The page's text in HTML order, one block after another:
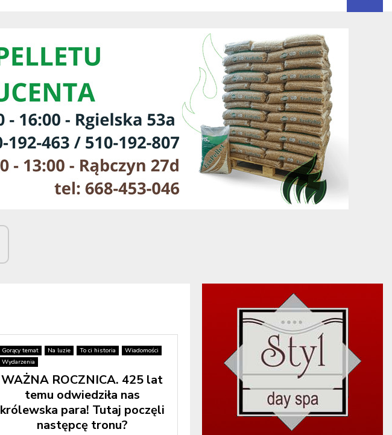
Gorący temat Na luzie To ci historia
Wiadomości
Wydarzenia
WAŻNA ROCZNICA. 425 lat
temu odwiedziła nas
królewska para! Tutaj poczęli
następcę tronu?